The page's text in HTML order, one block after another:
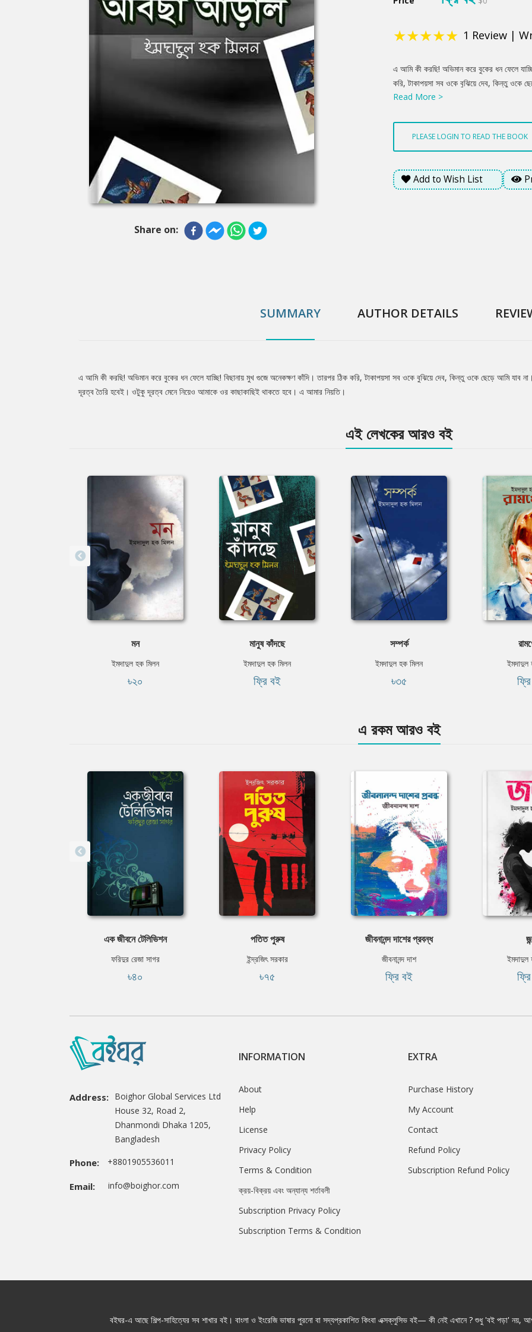
Share on:
★★★★★ 1 Review |
Product
Summery
এ আমি কী করছি! অভিমান করে বুকের ধন ফেলে
করি, টাকাপয়সা সব ওকে বুঝিয়ে দেব, কিন্তু ওকে
সঙ্গে মার আর ছেলের মধ্যে একটা দূরত্ব তৈরি
Read More >
PLEASE LOGIN TO READ THE BOOK
Add to Wish List
SUMMARY AUTHOR DETAILS
Tab
এ আমি কী করছি! অভিমান করে বুকের ধন ফেলে যাচ্ছি! বিছানায় মুখ গুজে অনেকক্ষণ কাঁদি। তারপর ঠিক করি, টাকাপয়সা সব ওকে বুঝিয়ে দেব, কিন্তু ওকে ছেড়ে আমি যাব
দূরত্ব তৈরি হবেই। ওটুকু দূরত্ব মেনে নিয়েও আমাকে ওর কাছাকাছিই থাকতে হবে। এ আমার নিয়তি।
এই লেখকের আরও বই
মন
ইমদাদুল হক মিলন
৳২০
মানুষ কাঁদছে
ইমদাদুল হক মিলন
ফ্রি বই
সম্পর্ক
ইমদাদুল হক মিলন
৳৩৫
ইমদাদুল
এ রকম আরও বই
এক জীবনে টেলিভিশন
ফরিদুর রেজা সাগর
৳৪০
পতিত পুরুষ
ইন্দ্রজিৎ সরকার
৳৭৫
জীবনানন্দ দাশের প্রবন্ধ
জীবনানন্দ দাশ
ফ্রি বই
ইমদাদুল
Address: Boighor Global Services Ltd
House 32, Road 2,
Dhanmondi Dhaka 1205,
Bangladesh
Phone: +8801905536011
Email: info@boighor.com
INFORMATION
About
Help
License
Privacy Policy
Terms & Condition
ক্রয়-বিক্রয় এবং অন্যান্য শর্তাবলী
Subscription Privacy Policy
Subscription Terms & Condition
EXTRA
Purchase History
My Account
Contact
Refund Policy
Subscription Refund Policy
বইঘর-এ আছে শিল্প-সাহিত্যের সব শাখার বই। বাংলা ও ইংরেজি ভাষার পুরনো বা সদ্যপ্রকাশিত কিংবা এক্সক্লুসিভ বই— কী নেই এখানে ? শুধু 'বই পড়া' নয়,